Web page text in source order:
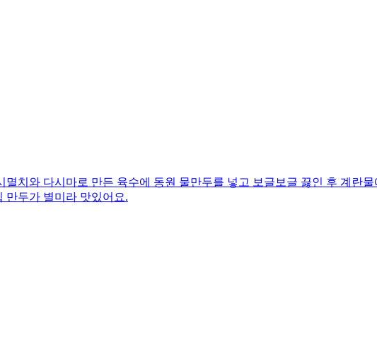
치와 다시마로 만든 육수에 동원 물만두를 넣고 보글보글 끓인 후 계란
만두가 별미라 맛있어요.